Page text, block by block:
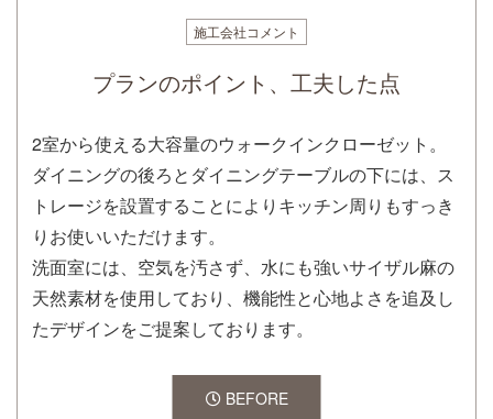
施工会社コメント
プランのポイント、工夫した点
2室から使える大容量のウォークインクローゼット。
ダイニングの後ろとダイニングテーブルの下には、ス
トレージを設置することによりキッチン周りもすっき
りお使いいただけます。
洗面室には、空気を汚さず、水にも強いサイザル麻の
天然素材を使用しており、機能性と心地よさを追及し
たデザインをご提案しております。
BEFORE